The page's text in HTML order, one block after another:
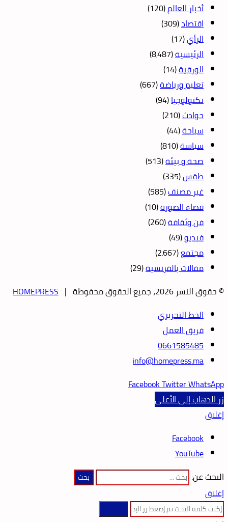
أخبار العالم(120)
اقتصاد(309)
الرأي(17)
الرئيسية(8٬487)
الورقية(14)
تعليم ورياضة(667)
تكنولوجيا(94)
حوادث(210)
سياحة(44)
سياسة(810)
صحة و بيئة(513)
طقس(335)
غير مصنف(585)
فضاء الصورة(10)
فن وثقافة(260)
فيديو(49)
مجتمع(2٬667)
مقالات بالفرنسية(29)
© حقوق النشر 2026، جميع الحقوق محفوظة |
HOMEPRESS
الخط التحريري
فريق العمل
0661585485
info@homepress.ma
FacebookTwitterWhatsApp
زر الذهاب إلى الأعلى
إغلاق
Facebook
YouTube
البحث عن:
إغلاق